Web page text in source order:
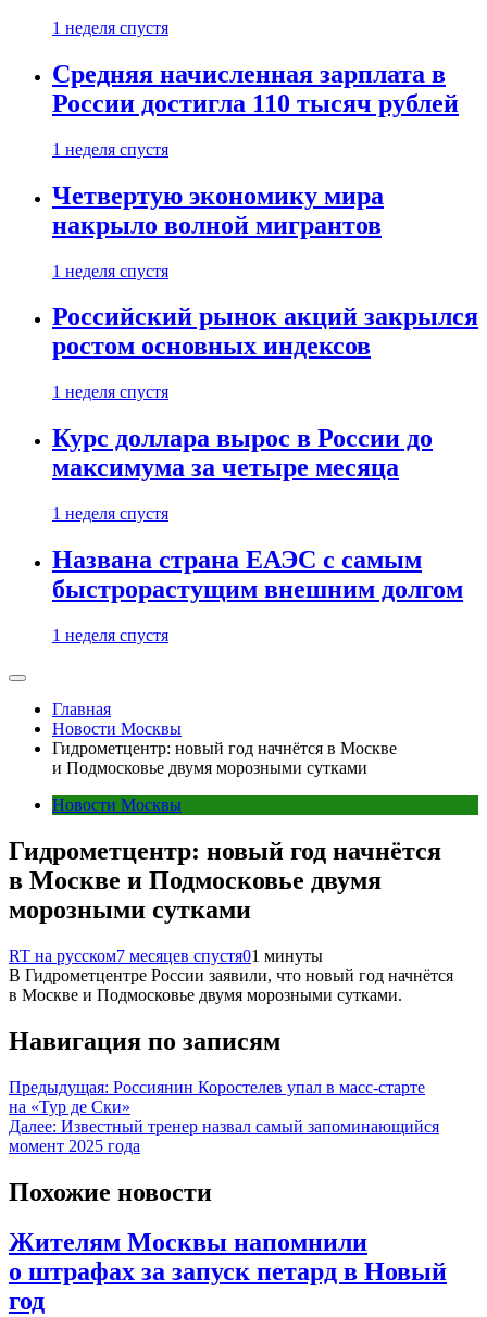
1 неделя спустя
Средняя начисленная зарплата в
России достигла 110 тысяч рублей
1 неделя спустя
Четвертую экономику мира
накрыло волной мигрантов
1 неделя спустя
Российский рынок акций закрылся
ростом основных индексов
1 неделя спустя
Курс доллара вырос в России до
максимума за четыре месяца
1 неделя спустя
Названа страна ЕАЭС с самым
быстрорастущим внешним долгом
1 неделя спустя
Главная
Новости Москвы
Гидрометцентр: новый год начнётся в Москве
и Подмосковье двумя морозными сутками
Новости Москвы
Гидрометцентр: новый год начнётся
в Москве и Подмосковье двумя
морозными сутками
RT на русском7 месяцев спустя01 минуты
В Гидрометцентре России заявили, что новый год начнётся
в Москве и Подмосковье двумя морозными сутками.
Навигация по записям
Предыдущая: Россиянин Коростелев упал в масс-старте
на «Тур де Ски»
Далее: Известный тренер назвал самый запоминающийся
момент 2025 года
Похожие новости
Жителям Москвы напомнили
о штрафах за запуск петард в Новый
год